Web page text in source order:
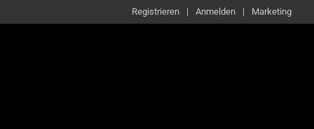
Registrieren Anmelden Marketing